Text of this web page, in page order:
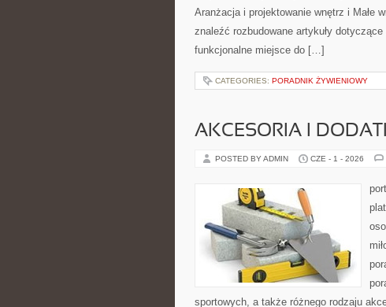
Aranżacja i projektowanie wnętrz i Małe
znaleźć rozbudowane artykuły
funkcjonalne miejsce do […]
CATEGORIES: PORADNIK ŻYWIENIOWY
AKCESORIA I
POSTED BY ADMIN CZE - 1 - 2026
sportowych, a także różnego rodzaju